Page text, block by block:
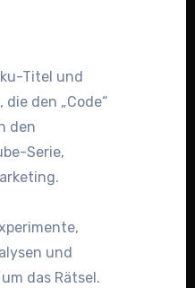
Titel und
den „Code“
den
Serie,
und
das Rätsel.